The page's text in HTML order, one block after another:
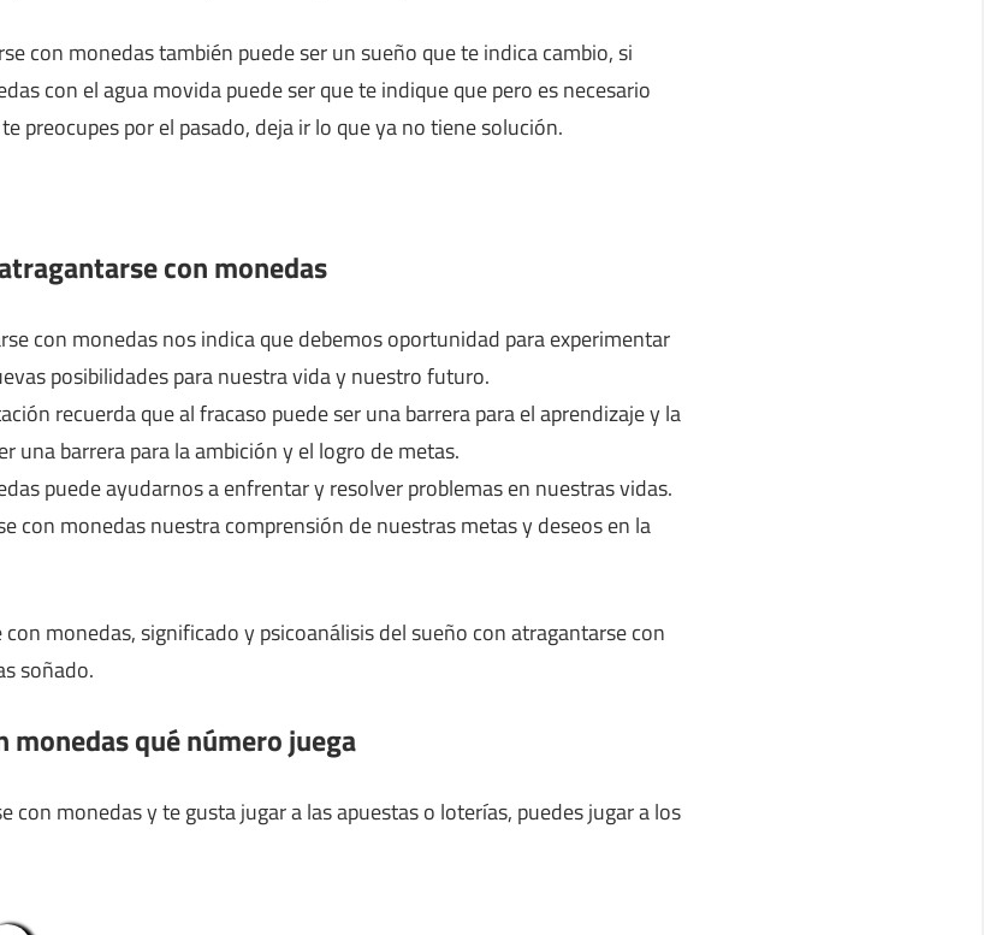
con monedas también puede ser un sueño que te indica cambio, si
con el agua movida puede ser que te indique que pero es necesario
preocupes por el pasado, deja ir lo que ya no tiene solución.
con monedas
con monedas nos indica que debemos oportunidad para experimentar
posibilidades para nuestra vida y nuestro futuro.
recuerda que al fracaso puede ser una barrera para el aprendizaje y la
una barrera para la ambición y el logro de metas.
puede ayudarnos a enfrentar y resolver problemas en nuestras vidas.
con monedas nuestra comprensión de nuestras metas y deseos en la
monedas, significado y psicoanálisis del sueño con atragantarse con
soñado.
monedas qué número juega
con monedas y te gusta jugar a las apuestas o loterías, puedes jugar a los